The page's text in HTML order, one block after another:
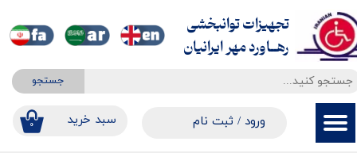
جستجو
۰ ​​سبد خرید ورود / ثبت نام
حساب کاربری من
سفارشات
خروج از حساب کاربری
تجهیزات توانبخشی
​​​​​​​رهــاورد مهر ایرانیان